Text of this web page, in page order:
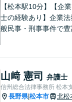
【松本駅10分】【企
士の経験あり】企業
般民事・刑事事件で豊
供します。
山﨑 憲司 弁護士
信州総合法律事務所 松本
長野県|松本市 北松